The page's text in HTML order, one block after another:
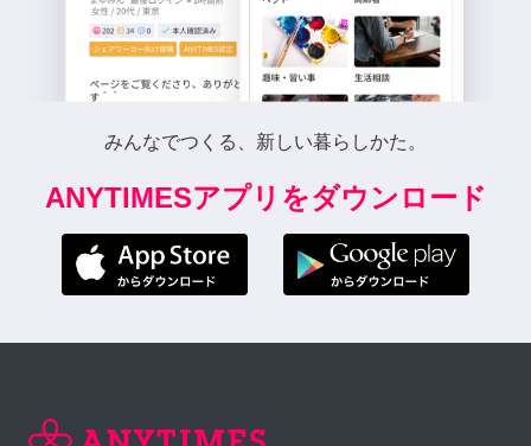
みんなでつくる、新しい暮らしかた。
ANYTIMESアプリをダウンロード